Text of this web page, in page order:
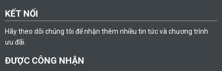
KẾT NỐI
Hãy theo dõi chúng tôi để nhận thêm nhiều tin tức và chương trình
ưu đãi.
ĐƯỢC CÔNG NHẬN